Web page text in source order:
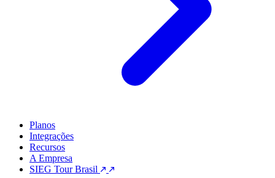
Planos
Integrações
Recursos
A Empresa
SIEG Tour Brasil